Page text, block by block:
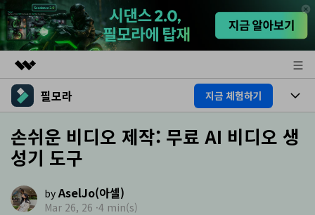
주요 제품
유틸리티
비즈니스
개요
회사 소개
뉴스룸
필모라 지금 체험하기
제품
플랫폼
기능
AI
AI 기능 HOT
영상 편집 자료실
손쉬운 비디오 제작: 무료 AI 비디오 생
성기 도구
by AselJo(아셀)
Mar 26, 26 ·4 min(s)